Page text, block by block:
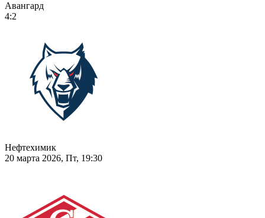
Авангард
4:2
Нефтехимик
20 марта 2026, Пт, 19:30